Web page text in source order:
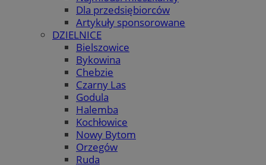
Dla przedsiębiorców
Artykuły sponsorowane
DZIELNICE
Bielszowice
Bykowina
Chebzie
Czarny Las
Godula
Halemba
Kochłowice
Nowy Bytom
Orzegów
Ruda